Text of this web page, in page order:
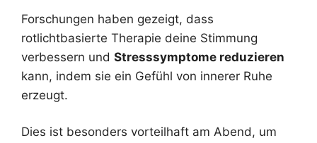
Forschungen haben gezeigt, dass
rotlichtbasierte Therapie deine Stimmung
verbessern und Stresssymptome reduzieren
kann, indem sie ein Gefühl von innerer Ruhe
erzeugt.
Dies ist besonders vorteilhaft am Abend, um